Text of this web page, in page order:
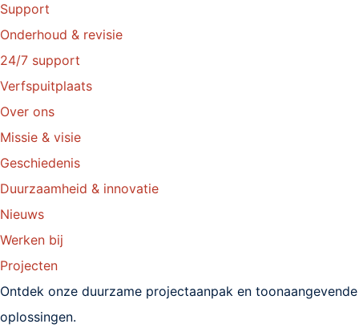
Support
Onderhoud & revisie
24/7 support
Verfspuitplaats
Over ons
Missie & visie
Geschiedenis
Duurzaamheid & innovatie
Nieuws
Werken bij
Projecten
Ontdek onze duurzame projectaanpak en toonaangevende
oplossingen.